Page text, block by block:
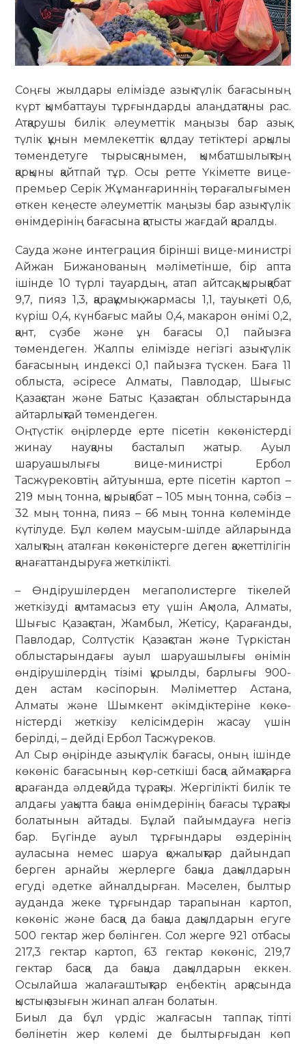
Соңғы жылдары елімізде азық-түлік бағасының
күрт қымбаттауы тұрғындарды алаңдатқаны рас.
Атқарушы билік әлеуметтік маңызы бар азық-
түлік құнын мемлекеттік қолдау тетіктері арқылы
төмендетуге тырысқанымен, қымбатшылықтың
қарқыны қайтпай тұр. Осы ретте Үкіметте вице-
премьер Серік Жұманғариннің төрағалығымен
өткен кеңесте әлеуметтік маңызы бар азық-түлік
өнімдерінің бағасына қатысты жағдай қаралды.
Сауда және интеграция бірінші вице-министрі
Айжан Бижанованың мә­­­лі­метінше, бір апта
ішінде 10 түрлі тауар­дың, атап айтсақ, қырыққабат
9,7, пияз 1,3, қарақұмық жармасы 1,1, тауық еті 0,6,
күріш 0,4, күнбағыс майы 0,4, макарон өнімі 0,2,
қант, сүзбе және ұн бағасы 0,1 пайызға
төмендеген. Жалпы елімізде негізгі азық-түлік
ба­ғасының индексі 0,1 пайызға түскен. Баға 11
облыста, әсіресе Алматы, Пав­лодар, Шығыс
Қазақстан және Батыс Қазақстан облыстарында
айтарлықтай төмендеген.
Оңтүстік өңірлерде ерте пісетін көкөністерді
жинау науқаны басталып жатыр. Ауыл
шаруашылығы вице-министрі Ербол
Тасжүрековтің ай­туынша, ерте пісетін картоп –
219 мың тонна, қырыққабат – 105 мың тонна, сәбіз –
32 мың тонна, пияз – 66 мың тонна көлемінде
күтілуде. Бұл көлем маусым-шілде айларында
халықтың аталған көкөністерге деген қажеттілігін
қанағаттандыруға жеткілікті.
– Өндірушілерден мега­полис­тер­ге тікелей
жеткізуді қамтамасыз ету үшін Ақмола, Алматы,
Шығыс Қазақстан, Жамбыл, Жетісу, Қарағанды,
Павло­дар, Солтүстік Қазақстан және Түр­кіс­тан
облыстарындағы ауыл шаруа­шылығы өнімін
өндірушілердің тізімі құрылды, барлығы 900-
ден астам кә­сіпорын. Мәліметтер Астана,
Алматы және Шымкент әкімдіктеріне көкө­
ністерді жеткізу келісімдерін жасау үшін
берілді, – дейді Ербол Тасжүреков.
Ал Сыр өңірінде азық-түлік бағасы, оның ішінде
көкөніс бағасының көр-сеткіші басқа аймақтарға
қарағанда әлдеқайда тұрақты. Жергілікті билік те
алдағы уақытта бақша өнімдерінің бағасы тұрақты
болатынын айтады. Бұлай пайымдауға негіз
бар. Бүгінде ауыл тұрғындары өздерінің
ауласына немес шаруа қожалықтар дайындап
берген арнайы жерлерге бақша дақыл­дарын
егуді әдетке айналдырған. Мә­се­лен, былтыр
ау­данда жеке тұрғындар тарапынан картоп,
көкөніс және басқа да бақша дақылдарын егуге
500 гектар жер б­өлінген. Сол жерге 921 отбасы
217,3 гектар картоп, 63 гектар көкөніс, 219,7
гектар басқа да бақша дақылдарын еккен.
Осылайша жалағаштықтар ең­бек­тің арқасында
қыстық азығын жинап алған болатын.
Биыл да бұл үрдіс жалғасын тап­пақ, тіпті
бөлінетін жер көлемі де был­­тырғыдан көп